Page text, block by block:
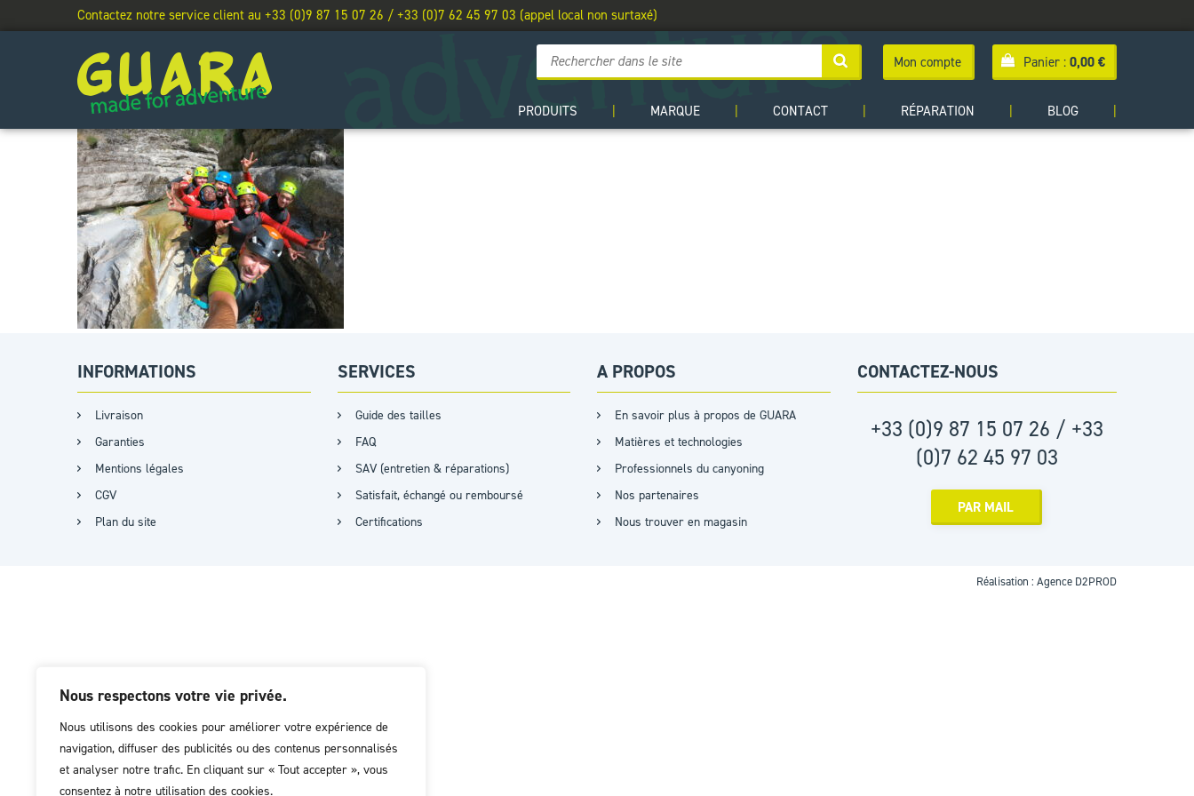
Nous respectons votre vie privée.
Nous utilisons des cookies pour améliorer votre expérience de
navigation, diffuser des publicités ou des contenus personnalisés
et analyser notre trafic. En cliquant sur « Tout accepter », vous
consentez à notre utilisation des cookies.
Contactez notre service client au +33 (0)9 87 15 07 26 / +33 (0)7 62 45 97 03 (appel local non surtaxé)
Panier : 0,00 €
Mon compte
PRODUITS MARQUE CONTACT RÉPARATION BLOG
INFORMATIONS
Livraison
Garanties
Mentions légales
CGV
Plan du site
SERVICES
Guide des tailles
FAQ
SAV (entretien & réparations)
Satisfait, échangé ou remboursé
Certifications
A PROPOS
En savoir plus à propos de GUARA
Matières et technologies
Professionnels du canyoning
Nos partenaires
Nous trouver en magasin
CONTACTEZ-NOUS
+33 (0)9 87 15 07 26 / +33
(0)7 62 45 97 03
PAR MAIL
Réalisation : Agence D2PROD